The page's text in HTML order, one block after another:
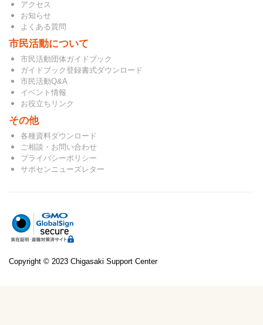
アクセス
お知らせ
よくある質問
市民活動について
市民活動団体ガイドブック
ガイドブック登録書式ダウンロード
市民活動Q&A
イベント情報
お役立ちリンク
その他
各種資料ダウンロード
ご相談・お問い合わせ
プライバシーポリシー
サポセンニューズレター
Copyright © 2023 Chigasaki Support Center